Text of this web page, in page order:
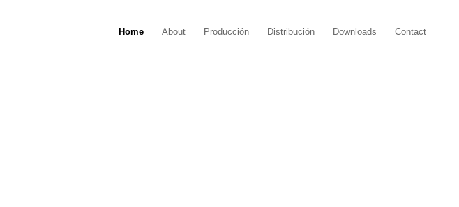
Home About Producción Distribución Downloads Contact